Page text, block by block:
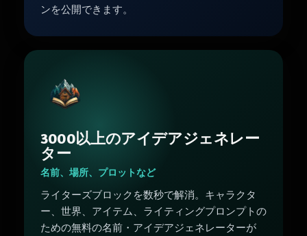
ンを公開できます。
3000以上のアイデアジェネレー
ター
名前、場所、プロットなど
ライターズブロックを数秒で解消。キャラクタ
ー、世界、アイテム、ライティングプロンプトの
ための無料の名前・アイデアジェネレーターが